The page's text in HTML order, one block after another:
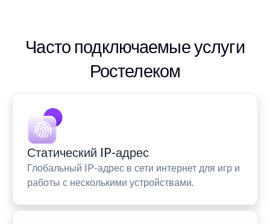
Часто подключаемые услуги
Ростелеком
Статический IP-адрес
Глобальный IP-адрес в сети интернет для игр и
работы с несколькими устройствами.